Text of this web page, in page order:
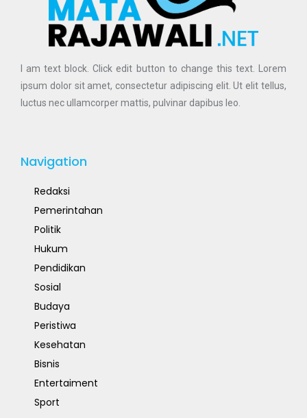
I am text block. Click edit button to change this text. Lorem
ipsum dolor sit amet, consectetur adipiscing elit. Ut elit tellus,
luctus nec ullamcorper mattis, pulvinar dapibus leo.
Navigation
Redaksi
Pemerintahan
Politik
Hukum
Pendidikan
Sosial
Budaya
Peristiwa
Kesehatan
Bisnis
Entertaiment
Sport